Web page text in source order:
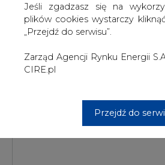
Jeśli zgadzasz się na
plików cookies wystarczy
„Przejdź do serwisu”.
Zarząd Agencji Rynku Energii
CIRE.pl
Przejdź do
PODPIS